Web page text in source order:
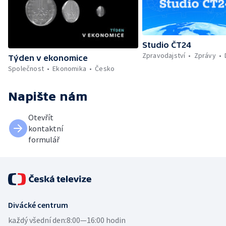
Týden v ekonomice
Společnost
Ekonomika Česko
Studio ČT24
Zpravodajství
Zprávy
Napište nám
Otevřít
kontaktní
formulář
Divácké centrum
každý všední den:8:00—16:00 hodin